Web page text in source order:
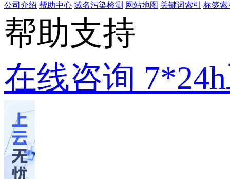
公司介绍 帮助中心 域名污染检测 网站地图 关键词索引 标签索
帮助支持
在线咨询